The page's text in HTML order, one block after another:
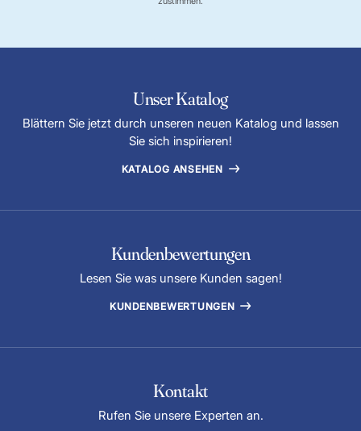
Unser Katalog
Blättern Sie jetzt durch unseren neuen Katalog und lassen
Sie sich inspirieren!
KATALOG ANSEHEN
Kundenbewertungen
Lesen Sie was unsere Kunden sagen!
KUNDENBEWERTUNGEN
Kontakt
Rufen Sie unsere Experten an.